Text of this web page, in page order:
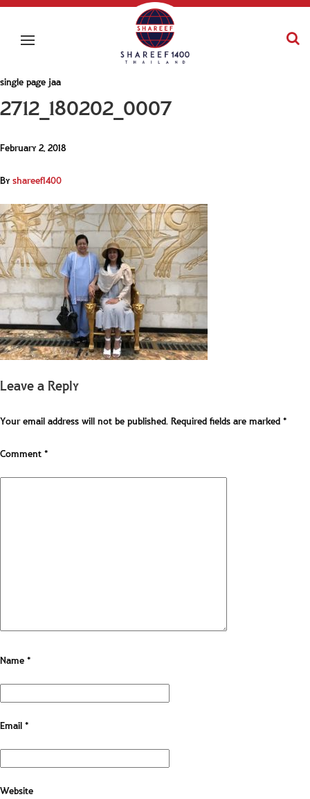
single page jaa
2712_180202_0007
February 2, 2018
Byshareef1400
Leave a Reply
Your email address will not be published.Required fields are marked*
Comment*
Name*
Email*
Website